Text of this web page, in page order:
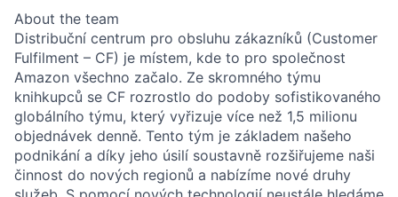
About the team
Distribuční centrum pro obsluhu zákazníků (Customer
Fulfilment – CF) je místem, kde to pro společnost
Amazon všechno začalo. Ze skromného týmu
knihkupců se CF rozrostlo do podoby sofistikovaného
globálního týmu, který vyřizuje více než 1,5 milionu
objednávek denně. Tento tým je základem našeho
podnikání a díky jeho úsilí soustavně rozšiřujeme naši
činnost do nových regionů a nabízíme nové druhy